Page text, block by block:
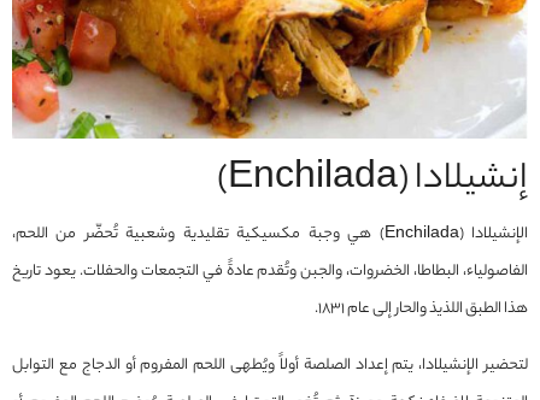
إنشيلادا (Enchilada)
الإنشيلادا (Enchilada) هي وجبة مكسيكية تقليدية وشعبية تُحضّر من اللحم،
الفاصولياء، البطاطا، الخضروات، والجبن وتُقدم عادةً في التجمعات والحفلات. يعود تاريخ
هذا الطبق اللذيذ والحار إلى عام 1831.
لتحضير الإنشيلادا، يتم إعداد الصلصة أولاً ويُطهى اللحم المفروم أو الدجاج مع التوابل